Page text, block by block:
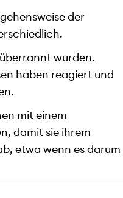
der
wurden.
haben reagiert und
mit einem
damit sie ihrem
etwa wenn es darum